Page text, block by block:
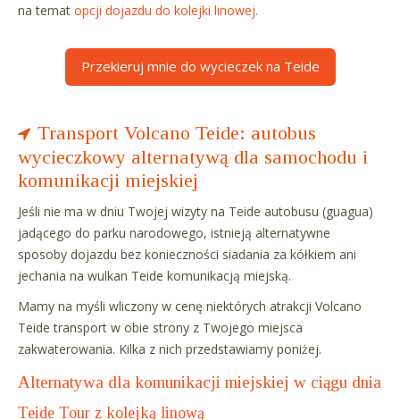
na temat opcji dojazdu do kolejki linowej.
Przekieruj mnie do wycieczek na Teide
Transport Volcano Teide: autobus
wycieczkowy alternatywą dla samochodu i
komunikacji miejskiej
Jeśli nie ma w dniu Twojej wizyty na Teide autobusu (guagua)
jadącego do parku narodowego, istnieją alternatywne
sposoby dojazdu bez konieczności siadania za kółkiem ani
jechania na wulkan Teide komunikacją miejską.
Mamy na myśli wliczony w cenę niektórych atrakcji Volcano
Teide transport w obie strony z Twojego miejsca
zakwaterowania. Kilka z nich przedstawiamy poniżej.
Alternatywa dla komunikacji miejskiej w ciągu dnia
Teide Tour z kolejką linową